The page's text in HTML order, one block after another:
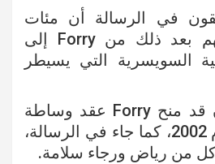
في الرسالة أن مئات
الملايين تم تحويلهم بعد ذلك من Forry إلى
السويسرية التي يسيطر
وكان مصرف لبنان قد منح Forry عقد وساطة
غير حصري في عام 2002، كما جاء في الرسالة،
من رياض ورجاء سلامة.